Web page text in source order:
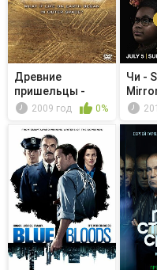
Древние
пришельцы -
Серия 02
2009 год 0%
Чи -